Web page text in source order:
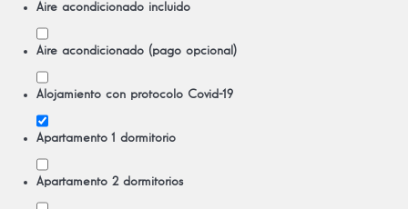
Aire acondicionado incluido
Aire acondicionado (pago opcional)
Alojamiento con protocolo Covid-19
Apartamento 1 dormitorio
Apartamento 2 dormitorios